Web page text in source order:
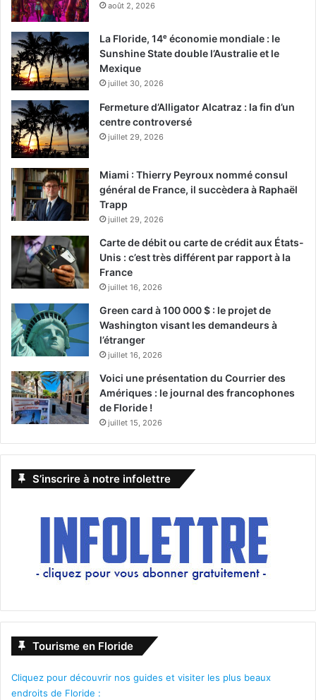
août 2, 2026
La Floride, 14ᵉ économie mondiale : le
Sunshine State double l’Australie et le
Mexique
juillet 30, 2026
Fermeture d’Alligator Alcatraz : la fin d’un
centre controversé
juillet 29, 2026
Miami : Thierry Peyroux nommé consul
général de France, il succèdera à Raphaël
Trapp
juillet 29, 2026
Carte de débit ou carte de crédit aux États-
Unis : c’est très différent par rapport à la
France
juillet 16, 2026
Green card à 100 000 $ : le projet de
Washington visant les demandeurs à
l’étranger
juillet 16, 2026
Voici une présentation du Courrier des
Amériques : le journal des francophones
de Floride !
juillet 15, 2026
S’inscrire à notre infolettre
Tourisme en Floride
Cliquez pour découvrir nos guides et visiter les plus beaux
endroits de Floride :